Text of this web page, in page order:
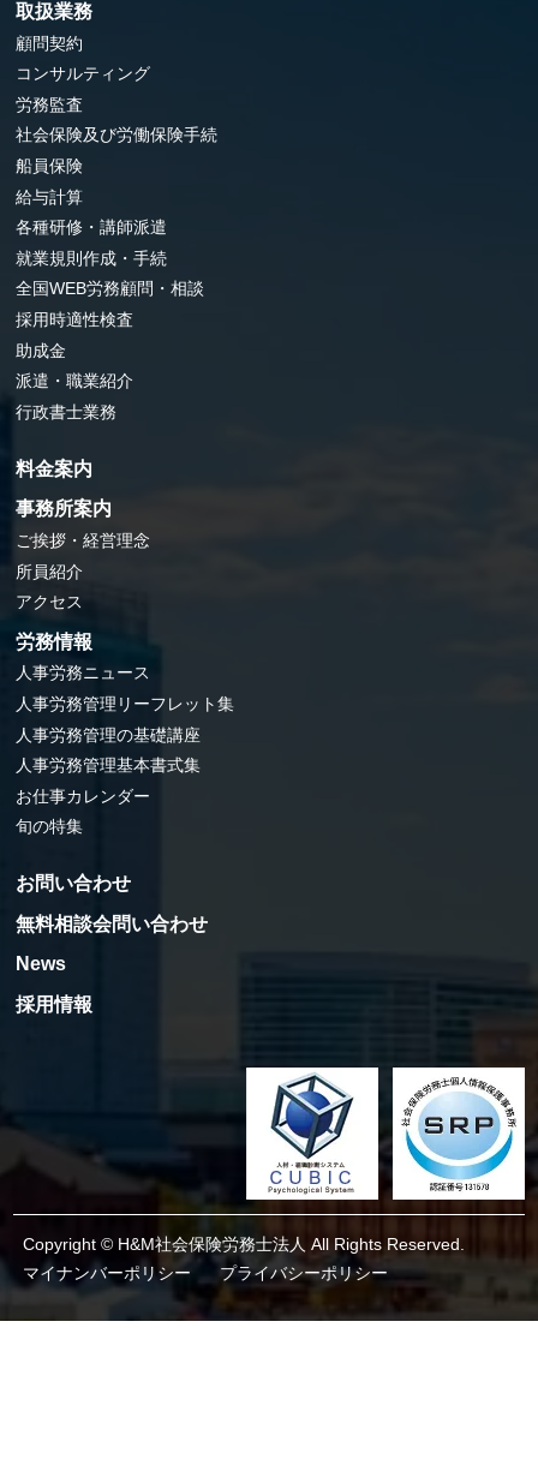
取扱業務
顧問契約
コンサルティング
労務監査
社会保険及び労働保険手続
船員保険
給与計算
各種研修・講師派遣
就業規則作成・手続
全国WEB労務顧問・相談
採用時適性検査
助成金
派遣・職業紹介
行政書士業務
料金案内
事務所案内
ご挨拶・経営理念
所員紹介
アクセス
労務情報
人事労務ニュース
人事労務管理リーフレット集
人事労務管理の基礎講座
人事労務管理基本書式集
お仕事カレンダー
旬の特集
お問い合わせ
無料相談会問い合わせ
News
採用情報
Copyright © H&M社会保険労務士法人 All Rights Reserved.
マイナンバーポリシー
プライバシーポリシー